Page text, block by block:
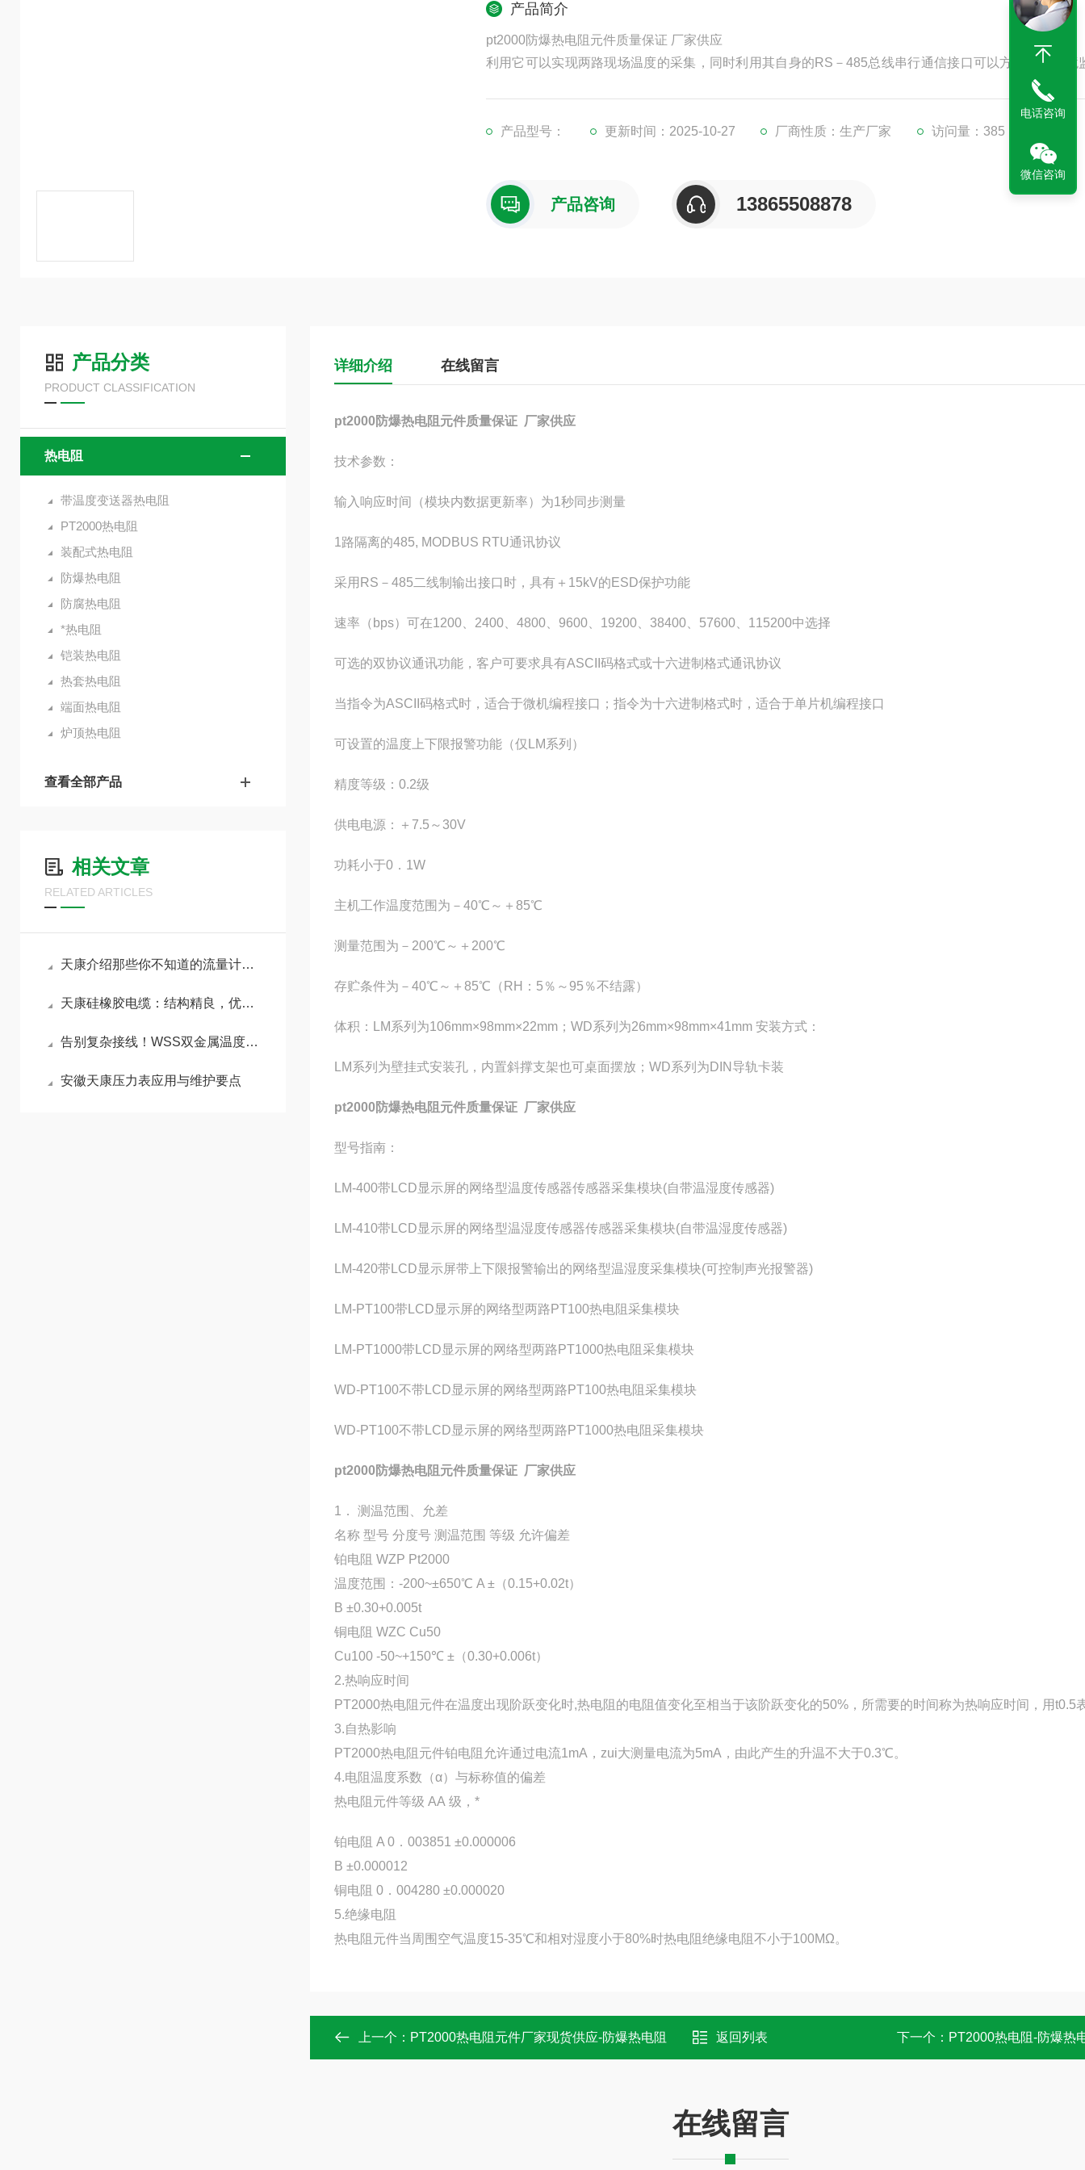
产品简介
pt2000防爆热电阻元件质量保证 厂家供应
利用它可以实现两路现场温度的采集，同时利用其自身的RS－485总线串行通信接口可以方便地和环境
产品型号： 更新时间：2025-10-27 厂商性质：生产厂家 访问量：385
产品咨询 13865508878
产品分类
PRODUCT CLASSIFICATION
热电阻
带温度变送器热电阻
PT2000热电阻
装配式热电阻
防爆热电阻
防腐热电阻
*热电阻
铠装热电阻
热套热电阻
端面热电阻
炉顶热电阻
查看全部产品
相关文章
RELATED ARTICLES
天康介绍那些你不知道的流量计小知识
天康硅橡胶电缆：结构精良，优点明显
告别复杂接线！WSS双金属温度计让现场测温回归简单
安徽天康压力表应用与维护要点
详细介绍 在线留言
pt2000防爆热电阻元件质量保证 厂家供应
技术参数：
输入响应时间（模块内数据更新率）为1秒同步测量
1路隔离的485, MODBUS RTU通讯协议
采用RS－485二线制输出接口时，具有＋15kV的ESD保护功能
速率（bps）可在1200、2400、4800、9600、19200、38400、57600、115200中选择
可选的双协议通讯功能，客户可要求具有ASCII码格式或十六进制格式通讯协议
当指令为ASCII码格式时，适合于微机编程接口；指令为十六进制格式时，适合于单片机编程接口
可设置的温度上下限报警功能（仅LM系列）
精度等级：0.2级
供电电源：＋7.5～30V
功耗小于0．1W
主机工作温度范围为－40℃～＋85℃
测量范围为－200℃～＋200℃
存贮条件为－40℃～＋85℃（RH：5％～95％不结露）
体积：LM系列为106mm×98mm×22mm；WD系列为26mm×98mm×41mm 安装方式：
LM系列为壁挂式安装孔，内置斜撑支架也可桌面摆放；WD系列为DIN导轨卡装
pt2000防爆热电阻元件质量保证 厂家供应
型号指南：
LM-400带LCD显示屏的网络型温度传感器传感器采集模块(自带温湿度传感器)
LM-410带LCD显示屏的网络型温湿度传感器传感器采集模块(自带温湿度传感器)
LM-420带LCD显示屏带上下限报警输出的网络型温湿度采集模块(可控制声光报警器)
LM-PT100带LCD显示屏的网络型两路PT100热电阻采集模块
LM-PT1000带LCD显示屏的网络型两路PT1000热电阻采集模块
WD-PT100不带LCD显示屏的网络型两路PT100热电阻采集模块
WD-PT100不带LCD显示屏的网络型两路PT1000热电阻采集模块
pt2000防爆热电阻元件质量保证 厂家供应
1． 测温范围、允差
名称 型号 分度号 测温范围 等级 允许偏差
铂电阻 WZP Pt2000
温度范围：-200~±650℃ A ±（0.15+0.02t）
B ±0.30+0.005t
铜电阻 WZC Cu50
Cu100 -50~+150℃ ±（0.30+0.006t）
2.热响应时间
PT2000热电阻元件在温度出现阶跃变化时,热电阻的电阻值变化至相当于该阶跃变化的50%，所需要的时间称为热响应时间，用t0.5
3.自热影响
PT2000热电阻元件铂电阻允许通过电流1mA，zui大测量电流为5mA，由此产生的升温不大于0.3℃。
4.电阻温度系数（α）与标称值的偏差
热电阻元件等级 AA 级，*
铂电阻 A 0．003851 ±0.000006
B ±0.000012
铜电阻 0．004280 ±0.000020
5.绝缘电阻
热电阻元件当周围空气温度15-35℃和相对湿度小于80%时热电阻绝缘电阻不小于100MΩ。
上一个： PT2000热电阻元件厂家现货供应-防爆热电阻 返回列表 下一个： PT2000热电阻-防爆热
在线留言
电话咨询
微信咨询